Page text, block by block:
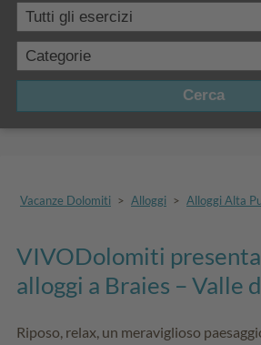
Cerca
Vacanze Dolomiti > Alloggi > Alloggi Alta
VIVODolomiti
alloggi a Braies – Valle
Riposo, relax, un meraviglioso